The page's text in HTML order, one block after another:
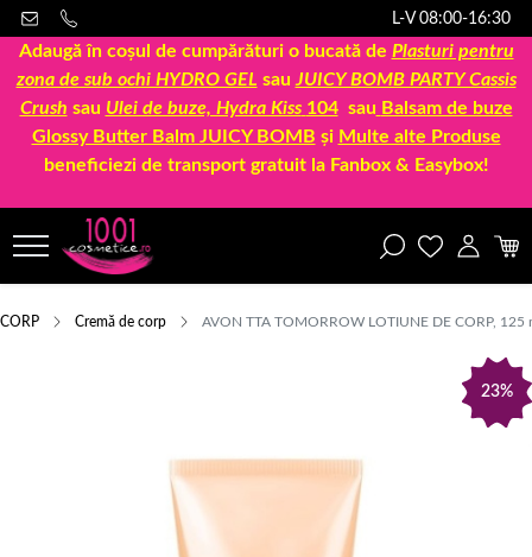
L-V 08:00-16:30
Adaugă în coșul de cumpărături o bucată de Plasturi pentru
zona de sub ochi HYDRO GEL sau JUICY BOMB PARTY Cassis
Crush sau Ulei de buze, Hydra Kiss 104sau Balsam de buze
Glossy Butter Balm JUICY BOMB și Multe alte Produse
beneficiezi de transport gratuit la Fanbox & Easybox!
CORP Cremă de corp AVON TTA TOMORROW LOTIUNE DE CORP, 125
23%